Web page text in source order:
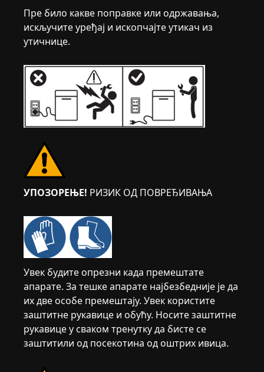
Пре било какве поправке или одржавања,
искључите уређај и ископчајте утикач из
утичнице.
УПОЗОРЕЊЕ! РИЗИК ОД ПОВРЕЂИВАЊА
Увек будите опрезни када премештате
апарате. За тешке апарате најбезбедније је да
их две особе премештају. Увек користите
заштитне рукавице и обућу. Носите заштитне
рукавице у сваком тренутку да бисте се
заштитили од посекотина од оштрих ивица.